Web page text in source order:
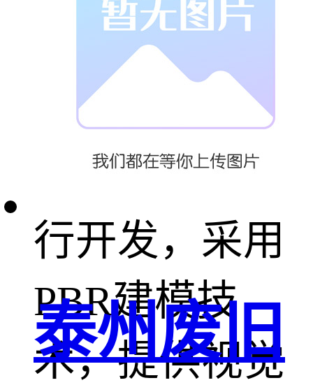
系统功能
1、系统基于
3D 开发引擎进
行开发，采用
PBR建模技
术，提供视觉
泰州废旧